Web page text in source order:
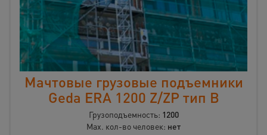
Мачтовые грузовые подъемники
Geda ERA 1200 Z/ZP тип B
Грузоподъемность: 1200
Max. кол-во человек: нет